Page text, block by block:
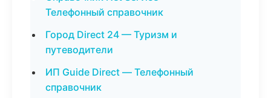
Телефонный справочник
Город Direct 24 — Туризм и
путеводители
ИП Guide Direct — Телефонный
справочник